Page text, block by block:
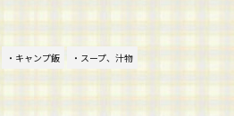
・キャンプ飯
・スープ、汁物